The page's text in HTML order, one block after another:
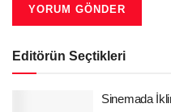
Editörün Seçtikleri
Sinemada